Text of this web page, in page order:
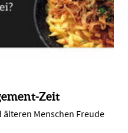
Zeit
Menschen Freude